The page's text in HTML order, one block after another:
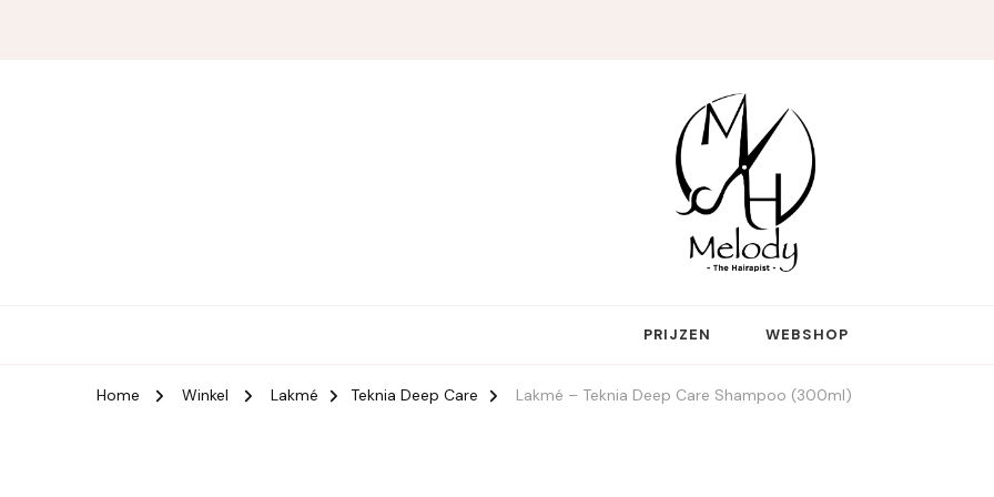
PRIJZEN WEBSHOP
Home Winkel Lakmé Teknia Deep Care Lakmé – Teknia Deep Care Shampoo (300ml)